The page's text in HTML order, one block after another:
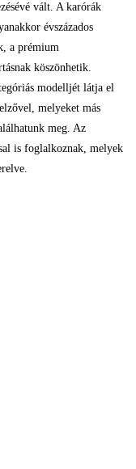
vált. A karórák
évszázados
a prémium
köszönhetik.
modelljét látja el
melyeket más
meg. Az
is foglalkoznak, melyek